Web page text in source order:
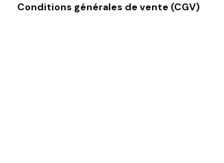
Conditions générales de vente (CGV)